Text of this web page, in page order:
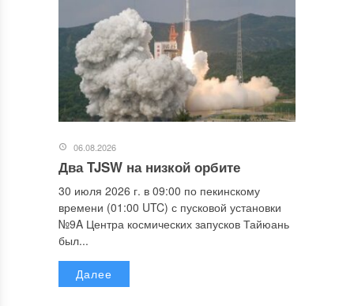
06.08.2026
Два TJSW на низкой орбите
30 июля 2026 г. в 09:00 по пекинскому
времени (01:00 UTC) с пусковой установки
№9A Центра космических запусков Тайюань
был...
Далее